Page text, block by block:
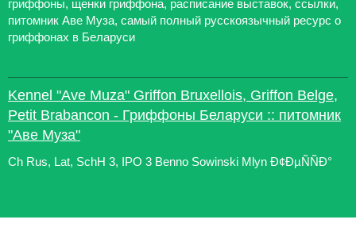
гриффоны, щенки гриффона, расписание выставок, ссылки,
питомник Аве Муза, самый полный русскоязычный ресурс о
гриффонах в Беларуси
Kennel "Ave Muza" Griffon Bruxellois, Griffon Belge,
Petit Brabancon - Гриффоны Беларуси :: питомник
"Аве Муза"
Ch Rus, Lat, SchH 3, IPO 3 Benno Sowinski Mlyn Ð¢ÐµÑÑÐ°